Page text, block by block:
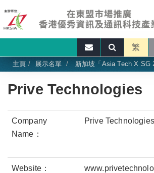
繁
主頁 展示名單 新加坡「Asia Tech X SG
Prive Technologies
Company
Name：
Prive Technologies
Website：